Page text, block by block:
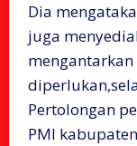
‌Dia
juga
‌Pertolongan
PMI